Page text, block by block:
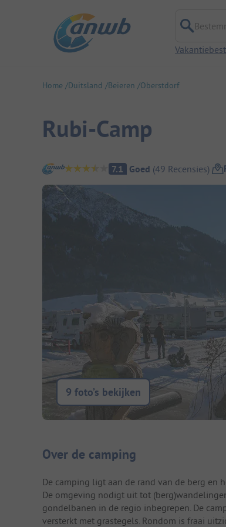
Home Duitsland Beieren Oberstdorf
Rubi-Camp
Camping overzicht
7.1 Goed (49 Recensies)
9 foto’s bekijken
Camping introductie
Over de camping
De camping ligt aan de rand van de berg en
De omgeving nodigt uit tot
gondelbanen in de regio inbegrepen. De
versterkt met grastegels. Rondom is fraai